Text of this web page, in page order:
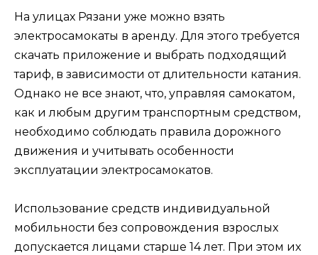
На улицах Рязани уже можно взять
электросамокаты в аренду. Для этого требуется
скачать приложение и выбрать подходящий
тариф, в зависимости от длительности катания.
Однако не все знают, что, управляя самокатом,
как и любым другим транспортным средством,
необходимо соблюдать правила дорожного
движения и учитывать особенности
эксплуатации электросамокатов.
Использование средств индивидуальной
мобильности без сопровождения взрослых
допускается лицами старше 14 лет. При этом их